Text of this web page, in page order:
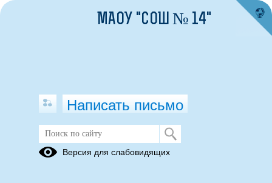
Открытые окна
МАОУ "СОШ № 14"
Написать письмо
Версия для слабовидящих